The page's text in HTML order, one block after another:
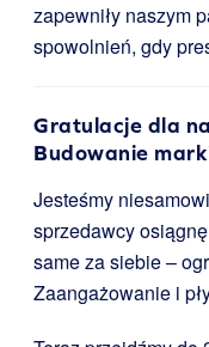
zapewniły naszym
spowolnień, gdy
Gratulacje dla
Budowanie
Jesteśmy
sprzedawcy
same za siebie –
Zaangażowanie i